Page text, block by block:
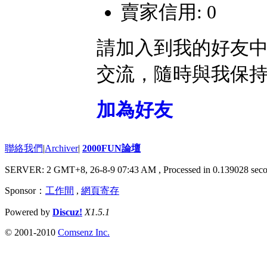
賣家信用: 0
請加入到我的好友
交流，隨時與我保
加為好友
聯絡我們|Archiver| 2000FUN論壇
SERVER: 2 GMT+8, 26-8-9 07:43 AM , Processed in 0.139028
Sponsor： 工作間 , 網頁寄存
Powered by Discuz! X1.5.1
© 2001-2010 Comsenz Inc.